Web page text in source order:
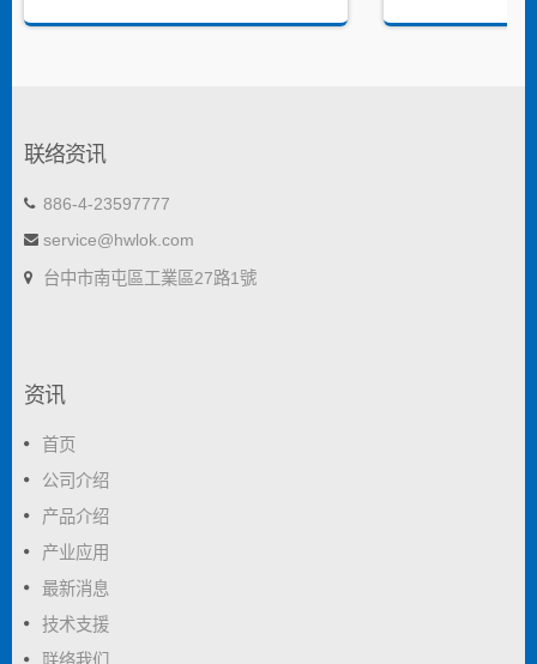
联络资讯
886-4-23597777
service@hwlok.com
台中市南屯區工業區27路1號
资讯
首页
公司介绍
产品介绍
产业应用
最新消息
技术支援